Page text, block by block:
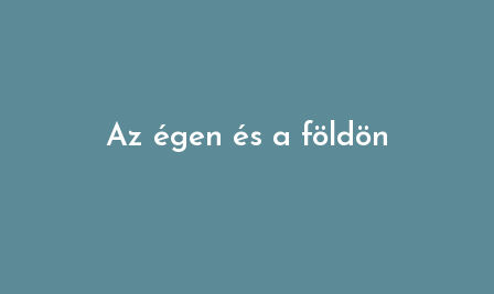
Az égen és a földön